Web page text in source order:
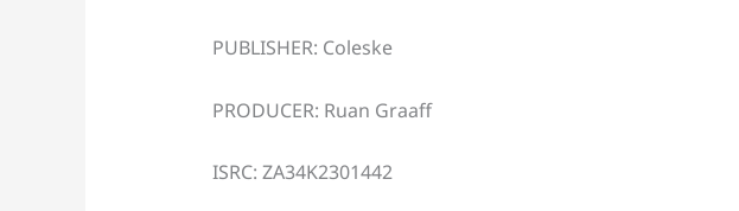
PUBLISHER: Coleske
PRODUCER: Ruan Graaff
ISRC: ZA34K2301442